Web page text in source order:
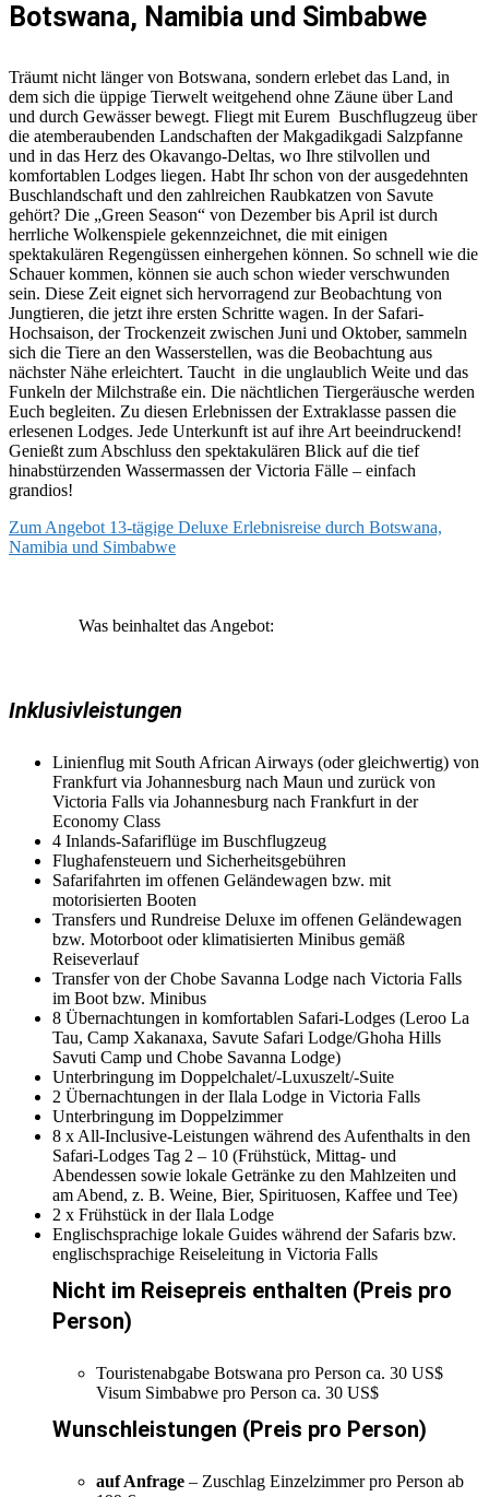
Botswana, Namibia und Simbabwe
Träumt nicht länger von Botswana, sondern erlebet das Land, in
dem sich die üppige Tierwelt weitgehend ohne Zäune über Land
und durch Gewässer bewegt. Fliegt mit Eurem Buschflugzeug über
die atemberaubenden Landschaften der Makgadikgadi Salzpfanne
und in das Herz des Okavango-Deltas, wo Ihre stilvollen und
komfortablen Lodges liegen. Habt Ihr schon von der ausgedehnten
Buschlandschaft und den zahlreichen Raubkatzen von Savute
gehört? Die „Green Season“ von Dezember bis April ist durch
herrliche Wolkenspiele gekennzeichnet, die mit einigen
spektakulären Regengüssen einhergehen können. So schnell wie die
Schauer kommen, können sie auch schon wieder verschwunden
sein. Diese Zeit eignet sich hervorragend zur Beobachtung von
Jungtieren, die jetzt ihre ersten Schritte wagen. In der Safari-
Hochsaison, der Trockenzeit zwischen Juni und Oktober, sammeln
sich die Tiere an den Wasserstellen, was die Beobachtung aus
nächster Nähe erleichtert. Taucht in die unglaublich Weite und das
Funkeln der Milchstraße ein. Die nächtlichen Tiergeräusche werden
Euch begleiten. Zu diesen Erlebnissen der Extraklasse passen die
erlesenen Lodges. Jede Unterkunft ist auf ihre Art beeindruckend!
Genießt zum Abschluss den spektakulären Blick auf die tief
hinabstürzenden Wassermassen der Victoria Fälle – einfach
grandios!
Zum Angebot 13-tägige Deluxe Erlebnisreise durch Botswana,
Namibia und Simbabwe
Was beinhaltet das Angebot:
Inklusivleistungen
Linienflug mit South African Airways (oder gleichwertig) von
Frankfurt via Johannesburg nach Maun und zurück von
Victoria Falls via Johannesburg nach Frankfurt in der
Economy Class
4 Inlands-Safariflüge im Buschflugzeug
Flughafensteuern und Sicherheitsgebühren
Safarifahrten im offenen Geländewagen bzw. mit
motorisierten Booten
Transfers und Rundreise Deluxe im offenen Geländewagen
bzw. Motorboot oder klimatisierten Minibus gemäß
Reiseverlauf
Transfer von der Chobe Savanna Lodge nach Victoria Falls
im Boot bzw. Minibus
8 Übernachtungen in komfortablen Safari-Lodges (Leroo La
Tau, Camp Xakanaxa, Savute Safari Lodge/Ghoha Hills
Savuti Camp und Chobe Savanna Lodge)
Unterbringung im Doppelchalet/-Luxuszelt/-Suite
2 Übernachtungen in der Ilala Lodge in Victoria Falls
Unterbringung im Doppelzimmer
8 x All-Inclusive-Leistungen während des Aufenthalts in den
Safari-Lodges Tag 2 – 10 (Frühstück, Mittag- und
Abendessen sowie lokale Getränke zu den Mahlzeiten und
am Abend, z. B. Weine, Bier, Spirituosen, Kaffee und Tee)
2 x Frühstück in der Ilala Lodge
Englischsprachige lokale Guides während der Safaris bzw.
englischsprachige Reiseleitung in Victoria Falls
Nicht im Reisepreis enthalten (Preis pro
Person)
Touristenabgabe Botswana pro Person ca. 30 US$
Visum Simbabwe pro Person ca. 30 US$
Wunschleistungen (Preis pro Person)
auf Anfrage – Zuschlag Einzelzimmer pro Person ab